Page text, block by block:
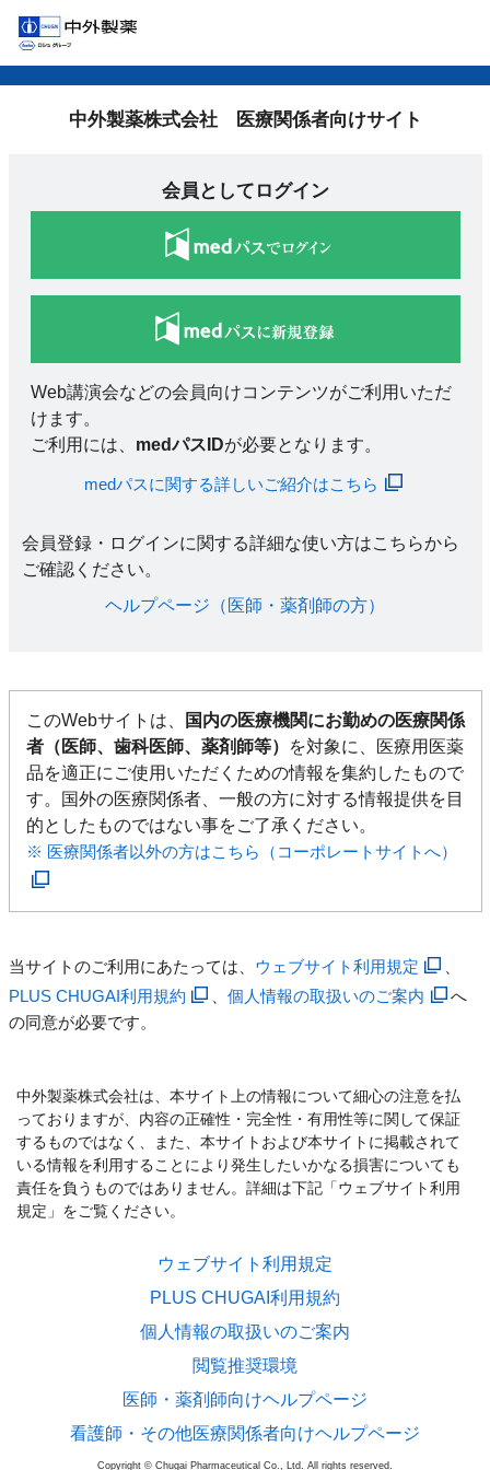
中外製薬株式会社 医療関係者向けサイト
会員としてログイン
Web講演会などの会員向けコンテンツがご利用いただ
けます。
ご利用には、 medパスIDが必要となります。
medパスに関する詳しいご紹介はこちら
会員登録・ログインに関する詳細な使い方はこちらから
ご確認ください。​
ヘルプページ（医師・薬剤師の方）​
このWebサイトは、
国内の医療機関にお勤めの医療関係
者（医師、歯科医師、薬剤師等）
を対象に、医療用医薬
品を適正にご使用いただくための情報を集約したもので
す。国外の医療関係者、一般の方に対する情報提供を目
的としたものではない事をご了承ください。
※ 医療関係者以外の方はこちら（コーポレートサイトへ）
当サイトのご利用にあたっては、 ウェブサイト利用規定
PLUS CHUGAI利用規約
、個人情報の取扱いのご案内
へ
の同意が必要です。
中外製薬株式会社は、本サイト上の情報について細心の注意を払
っておりますが、内容の正確性・完全性・有用性等に関して保証
するものではなく、また、本サイトおよび本サイトに掲載されて
いる情報を利用することにより発生したいかなる損害についても
責任を負うものではありません。詳細は下記「ウェブサイト利用
規定」をご覧ください。
ウェブサイト利用規定
PLUS CHUGAI利用規約
個人情報の取扱いのご案内
閲覧推奨環境
医師・薬剤師向けヘルプページ
看護師・その他医療関係者向けヘルプページ
Copyright © Chugai Pharmaceutical Co., Ltd. All rights reserved.